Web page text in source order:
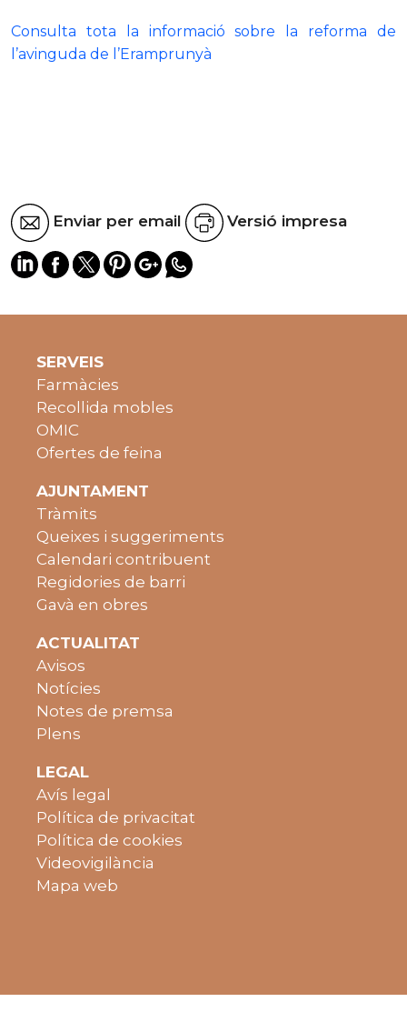
Consulta tota la informació sobre la reforma de
l’avinguda de l’Eramprunyà
Enviar per email Versió impresa
SERVEIS
Farmàcies
Recollida mobles
OMIC
Ofertes de feina
AJUNTAMENT
Tràmits
Queixes i suggeriments
Calendari contribuent
Regidories de barri
Gavà en obres
ACTUALITAT
Avisos
Notícies
Notes de premsa
Plens
LEGAL
Avís legal
Política de privacitat
Política de cookies
Videovigilància
Mapa web